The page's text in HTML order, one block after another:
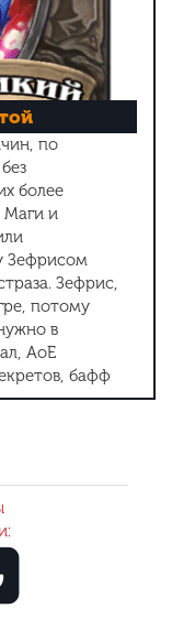
по
более
Маги и
Зефрисом
Зефрис,
потому
в
AoE
бафф